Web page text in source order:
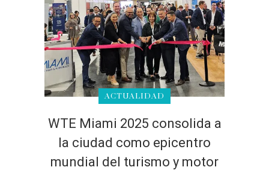
ACTUALIDAD
WTE Miami 2025 consolida a
la ciudad como epicentro
mundial del turismo y motor